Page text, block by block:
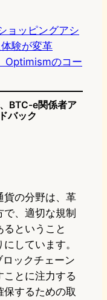
n
a
ョッピングアシ
験が変革
Optimismのコー
BTC-e関係者ア
バック
貨の分野は、革
で、適切な規制
ということ
しています。
ックチェーン
とに注力する
保するための取